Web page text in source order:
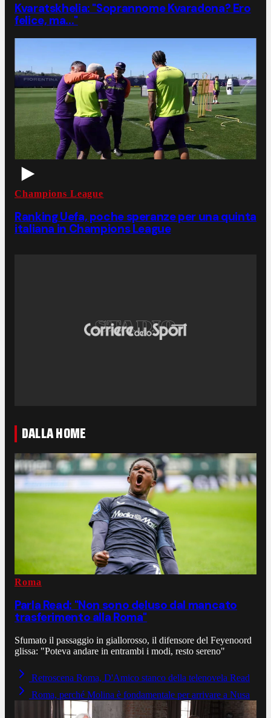
Kvaratskhelia: "Soprannome Kvaradona? Ero
felice, ma..."
Champions League
Ranking Uefa, poche speranze per una quinta
italiana in Champions League
DALLA HOME
Roma
Parla Read: "Non sono deluso dal mancato
trasferimento alla Roma"
Sfumato il passaggio in giallorosso, il difensore del Feyenoord
glissa: "Poteva andare in entrambi i modi, resto sereno"
Retroscena Roma, D'Amico stanco della telenovela Read
Roma, perché Molina è fondamentale per arrivare a Nusa